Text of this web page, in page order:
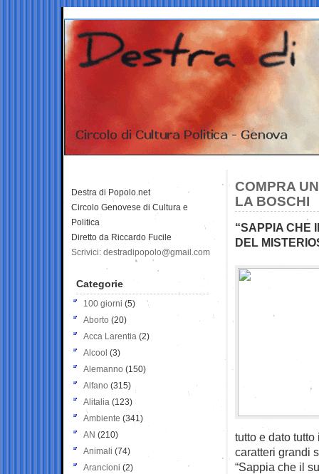
COMPRA
LA BOSCHI
“SAPPIA CHE
DEL
tutto e dato tutto
caratteri grandi
“Sappia che il
Destra di Popolo.net
Circolo Genovese di Cultura e
Politica
Diretto da Riccardo Fucile
Scrivici: destradipopolo@gmail.com
Categorie
100 giorni (5)
Aborto (20)
Acca Larentia (2)
Alcool (3)
Alemanno (150)
Alfano (315)
Alitalia (123)
Ambiente (341)
AN (210)
Animali (74)
Arancioni (2)